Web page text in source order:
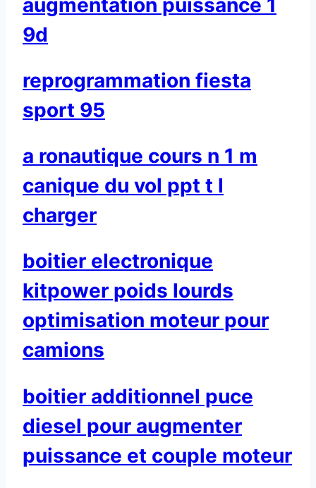
9d
reprogrammation fiesta
sport 95
a ronautique cours n 1 m
canique du vol ppt t l
charger
boitier electronique
kitpower poids lourds
optimisation moteur pour
camions
boitier additionnel puce
diesel pour augmenter
puissance et couple moteur